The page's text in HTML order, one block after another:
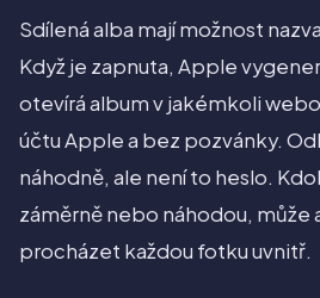
Sdílená alba mají možnost
Když je zapnuta, Apple
otevírá album v jakémkoli
účtu Apple a bez pozvánky.
náhodně, ale není to heslo.
záměrně nebo náhodou, může
procházet každou fotku uvnitř.